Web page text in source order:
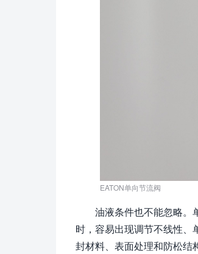
EATON单向节流阀
油液条件也不能忽略。
时，容易出现调节不线性
封材料、表面处理和防松结